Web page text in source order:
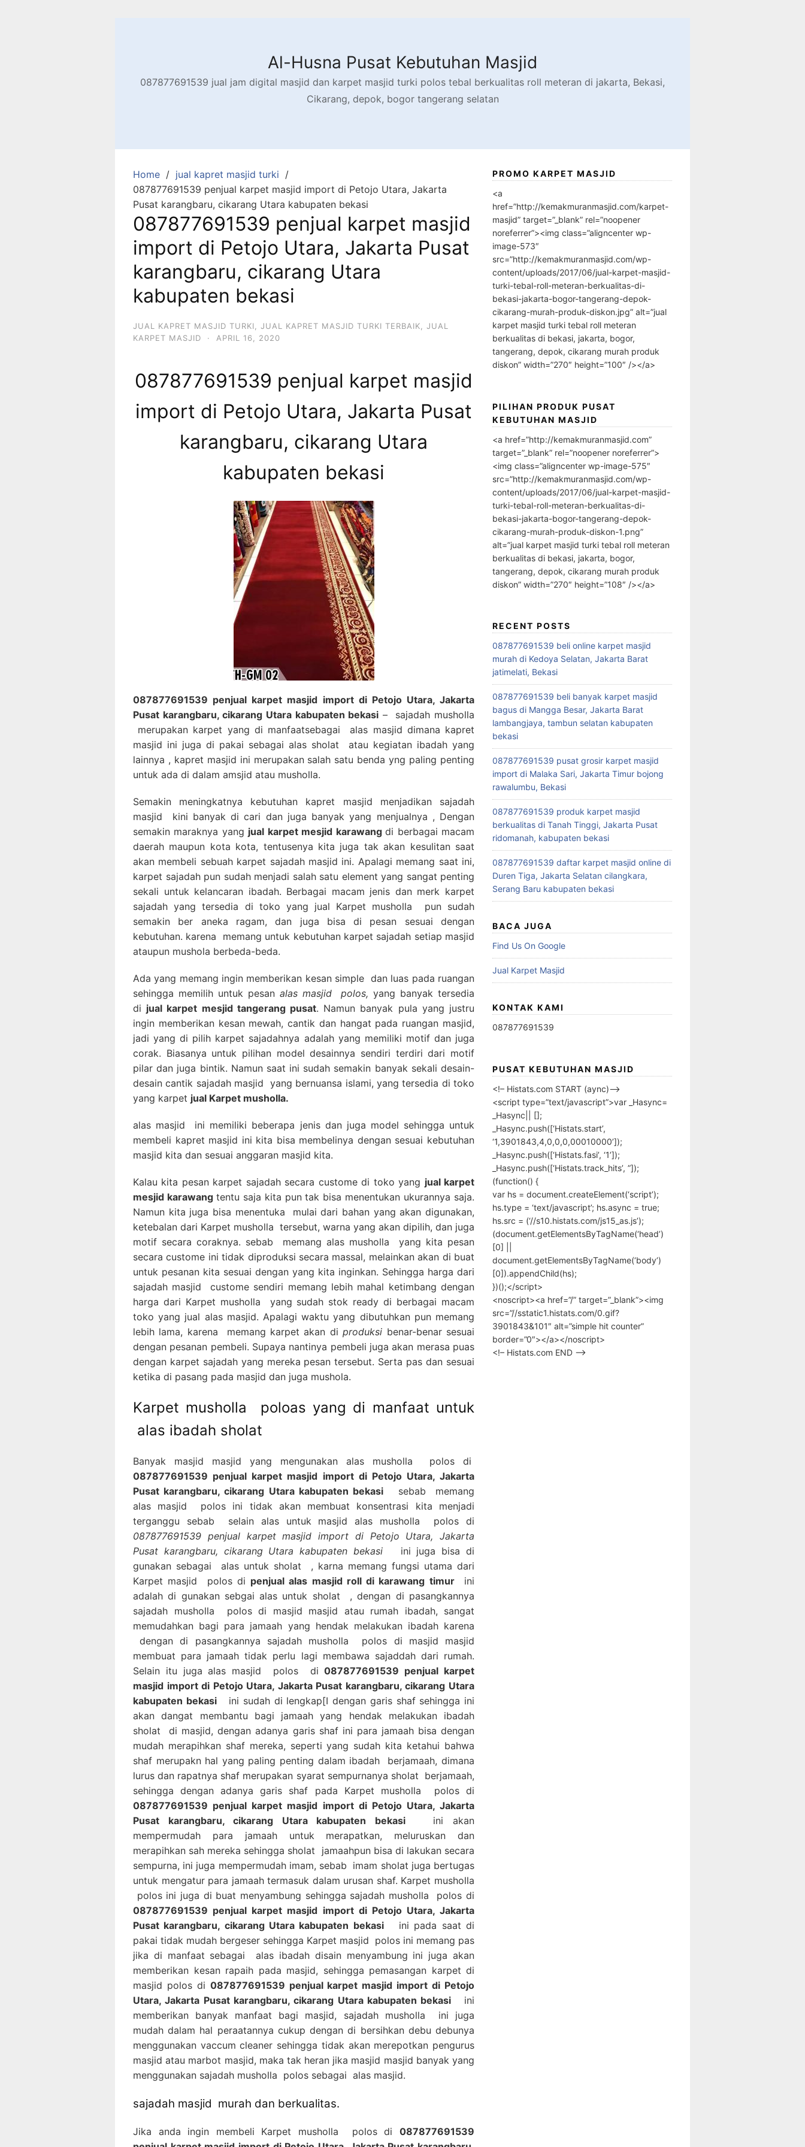
Al-Husna Pusat Kebutuhan Masjid
087877691539 jual jam digital masjid dan karpet masjid turki polos tebal berkualitas roll meteran di jakarta, Bekasi,
Cikarang, depok, bogor tangerang selatan
Home
jual kapret masjid turki
087877691539 penjual karpet masjid import di Petojo Utara, Jakarta
Pusat karangbaru, cikarang Utara kabupaten bekasi
087877691539 penjual karpet masjid
import di Petojo Utara, Jakarta Pusat
karangbaru, cikarang Utara
kabupaten bekasi
JUAL KAPRET MASJID TURKI JUAL KAPRET MASJID TURKI TERBAIK
JUAL
KARPET MASJID
· APRIL 16, 2020
087877691539 penjual karpet masjid
import di Petojo Utara, Jakarta Pusat
karangbaru, cikarang Utara
kabupaten bekasi
087877691539 penjual karpet masjid import di Petojo Utara, Jakarta
Pusat karangbaru, cikarang Utara kabupaten bekasi – sajadah musholla
merupakan karpet yang di manfaatsebagai alas masjid dimana kapret
masjid ini juga di pakai sebagai alas sholat atau kegiatan ibadah yang
lainnya , kapret masjid ini merupakan salah satu benda yng paling penting
untuk ada di dalam amsjid atau musholla.
Semakin meningkatnya kebutuhan kapret masjid menjadikan sajadah
masjid kini banyak di cari dan juga banyak yang menjualnya , Dengan
semakin maraknya yang jual karpet mesjid karawangdi berbagai macam
daerah maupun kota kota, tentusenya kita juga tak akan kesulitan saat
akan membeli sebuah karpet sajadah masjid ini. Apalagi memang saat ini,
karpet sajadah pun sudah menjadi salah satu element yang sangat penting
sekali untuk kelancaran ibadah. Berbagai macam jenis dan merk karpet
sajadah yang tersedia di toko yang jual Karpet musholla pun sudah
semakin ber aneka ragam, dan juga bisa di pesan sesuai dengan
kebutuhan. karena memang untuk kebutuhan karpet sajadah setiap masjid
ataupun mushola berbeda-beda.
Ada yang memang ingin memberikan kesan simple dan luas pada ruangan
sehingga memilih untuk pesan alas masjid polos, yang banyak tersedia
di jual karpet mesjid tangerang pusat. Namun banyak pula yang justru
ingin memberikan kesan mewah, cantik dan hangat pada ruangan masjid,
jadi yang di pilih karpet sajadahnya adalah yang memiliki motif dan juga
corak. Biasanya untuk pilihan model desainnya sendiri terdiri dari motif
pilar dan juga bintik. Namun saat ini sudah semakin banyak sekali desain-
desain cantik sajadah masjid yang bernuansa islami, yang tersedia di toko
yang karpet jual Karpet musholla.
alas masjid ini memiliki beberapa jenis dan juga model sehingga untuk
membeli kapret masjid ini kita bisa membelinya dengan sesuai kebutuhan
masjid kita dan sesuai anggaran masjid kita.
Kalau kita pesan karpet sajadah secara custome di toko yang jual karpet
mesjid karawang tentu saja kita pun tak bisa menentukan ukurannya saja.
Namun kita juga bisa menentuka mulai dari bahan yang akan digunakan,
ketebalan dari Karpet musholla tersebut, warna yang akan dipilih, dan juga
motif secara coraknya. sebab memang alas musholla yang kita pesan
secara custome ini tidak diproduksi secara massal, melainkan akan di buat
untuk pesanan kita sesuai dengan yang kita inginkan. Sehingga harga dari
sajadah masjid custome sendiri memang lebih mahal ketimbang dengan
harga dari Karpet musholla yang sudah stok ready di berbagai macam
toko yang jual alas masjid. Apalagi waktu yang dibutuhkan pun memang
lebih lama, karena memang karpet akan diproduksi benar-benar sesuai
dengan pesanan pembeli. Supaya nantinya pembeli juga akan merasa puas
dengan karpet sajadah yang mereka pesan tersebut. Serta pas dan sesuai
ketika di pasang pada masjid dan juga mushola.
Karpet musholla poloas yang di manfaat untuk
alas ibadah sholat
Banyak masjid masjid yang mengunakan alas musholla polos di
087877691539 penjual karpet masjid import di Petojo Utara, Jakarta
Pusat karangbaru, cikarang Utara kabupaten bekasi sebab memang
alas masjid polos ini tidak akan membuat konsentrasi kita menjadi
terganggu sebab selain alas untuk masjid alas musholla polos di
087877691539 penjual karpet masjid import di Petojo Utara, Jakarta
Pusat karangbaru, cikarang Utara kabupaten bekasi ini juga bisa di
gunakan sebagai alas untuk sholat , karna memang fungsi utama dari
Karpet masjid polos di penjual alas masjid roll di karawang timurini
adalah di gunakan sebgai alas untuk sholat , dengan di pasangkannya
sajadah musholla polos di masjid masjid atau rumah ibadah, sangat
memudahkan bagi para jamaah yang hendak melakukan ibadah karena
dengan di pasangkannya sajadah musholla polos di masjid masjid
membuat para jamaah tidak perlu lagi membawa sajaddah dari rumah.
Selain itu juga alas masjid polos di087877691539 penjual karpet
masjid import di Petojo Utara, Jakarta Pusat karangbaru, cikarang Utara
kabupaten bekasiini sudah di lengkap[I dengan garis shaf sehingga ini
akan dangat membantu bagi jamaah yang hendak melakukan ibadah
sholat di masjid, dengan adanya garis shaf ini para jamaah bisa dengan
mudah merapihkan shaf mereka, seperti yang sudah kita ketahui bahwa
shaf merupakn hal yang paling penting dalam ibadah berjamaah, dimana
lurus dan rapatnya shaf merupakan syarat sempurnanya sholat berjamaah,
sehingga dengan adanya garis shaf pada Karpet musholla polos di
087877691539 penjual karpet masjid import di Petojo Utara, Jakarta
Pusat karangbaru, cikarang Utara kabupaten bekasiini akan
mempermudah para jamaah untuk merapatkan, meluruskan dan
merapihkan sah mereka sehingga sholat jamaahpun bisa di lakukan secara
sempurna, ini juga mempermudah imam, sebab imam sholat juga bertugas
untuk mengatur para jamaah termasuk dalam urusan shaf. Karpet musholla
polos ini juga di buat menyambung sehingga sajadah musholla polos di
087877691539 penjual karpet masjid import di Petojo Utara, Jakarta
Pusat karangbaru, cikarang Utara kabupaten bekasiini pada saat di
pakai tidak mudah bergeser sehingga Karpet masjid polos ini memang pas
jika di manfaat sebagai alas ibadah disain menyambung ini juga akan
memberikan kesan rapaih pada masjid, sehingga pemasangan karpet di
masjid polos di 087877691539 penjual karpet masjid import di Petojo
Utara, Jakarta Pusat karangbaru, cikarang Utara kabupaten bekasi ini
memberikan banyak manfaat bagi masjid, sajadah musholla ini juga
mudah dalam hal peraatannya cukup dengan di bersihkan debu debunya
menggunakan vaccum cleaner sehingga tidak akan merepotkan pengurus
masjid atau marbot masjid, maka tak heran jika masjid masjid banyak yang
menggunakan sajadah musholla polos sebagai alas masjid.
sajadah masjid murah dan berkualitas.
Jika anda ingin membeli Karpet musholla polos di 087877691539
PROMO KARPET MASJID
<a
href=”http://kemakmuranmasjid.com/karpet-
masjid” target=”_blank” rel=”noopener
noreferrer”><img class=”aligncenter wp-
image-573″
src=”http://kemakmuranmasjid.com/wp-
content/uploads/2017/06/jual-karpet-masjid-
turki-tebal-roll-meteran-berkualitas-di-
bekasi-jakarta-bogor-tangerang-depok-
cikarang-murah-produk-diskon.jpg” alt=”jual
karpet masjid turki tebal roll meteran
berkualitas di bekasi, jakarta, bogor,
tangerang, depok, cikarang murah produk
diskon” width=”270″ height=”100″ /></a>
PILIHAN PRODUK PUSAT
KEBUTUHAN MASJID
<a href=”http://kemakmuranmasjid.com”
target=”_blank” rel=”noopener noreferrer”>
<img class=”aligncenter wp-image-575″
src=”http://kemakmuranmasjid.com/wp-
content/uploads/2017/06/jual-karpet-masjid-
turki-tebal-roll-meteran-berkualitas-di-
bekasi-jakarta-bogor-tangerang-depok-
cikarang-murah-produk-diskon-1.png”
alt=”jual karpet masjid turki tebal roll meteran
berkualitas di bekasi, jakarta, bogor,
tangerang, depok, cikarang murah produk
diskon” width=”270″ height=”108″ /></a>
RECENT POSTS
087877691539 beli online karpet masjid
murah di Kedoya Selatan, Jakarta Barat
jatimelati, Bekasi
087877691539 beli banyak karpet masjid
bagus di Mangga Besar, Jakarta Barat
lambangjaya, tambun selatan kabupaten
bekasi
087877691539 pusat grosir karpet masjid
import di Malaka Sari, Jakarta Timur bojong
rawalumbu, Bekasi
087877691539 produk karpet masjid
berkualitas di Tanah Tinggi, Jakarta Pusat
ridomanah, kabupaten bekasi
087877691539 daftar karpet masjid online di
Duren Tiga, Jakarta Selatan cilangkara,
Serang Baru kabupaten bekasi
BACA JUGA
Find Us On Google
Jual Karpet Masjid
KONTAK KAMI
087877691539
PUSAT KEBUTUHAN MASJID
<!– Histats.com START (aync)–>
<script type=”text/javascript”>var _Hasync=
_Hasync|| [];
_Hasync.push([‘Histats.start’,
‘1,3901843,4,0,0,0,00010000’]);
_Hasync.push([‘Histats.fasi’, ‘1’]);
_Hasync.push([‘Histats.track_hits’, ”]);
(function() {
var hs = document.createElement(‘script’);
hs.type = ‘text/javascript’; hs.async = true;
hs.src = (‘//s10.histats.com/js15_as.js’);
(document.getElementsByTagName(‘head’)
[0] ||
document.getElementsByTagName(‘body’)
[0]).appendChild(hs);
})();</script>
<noscript><a href=”/” target=”_blank”><img
src=”//sstatic1.histats.com/0.gif?
3901843&101″ alt=”simple hit counter”
border=”0″></a></noscript>
<!– Histats.com END –>